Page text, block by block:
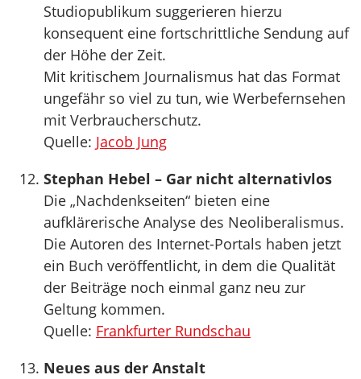
Studiopublikum suggerieren hierzu
konsequent eine fortschrittliche Sendung auf
der Höhe der Zeit.
Mit kritischem Journalismus hat das Format
ungefähr so viel zu tun, wie Werbefernsehen
mit Verbraucherschutz.
Quelle: Jacob Jung
Stephan Hebel – Gar nicht alternativlos
Die „Nachdenkseiten“ bieten eine
aufklärerische Analyse des Neoliberalismus.
Die Autoren des Internet-Portals haben jetzt
ein Buch veröffentlicht, in dem die Qualität
der Beiträge noch einmal ganz neu zur
Geltung kommen.
Quelle: Frankfurter Rundschau
Neues aus der Anstalt